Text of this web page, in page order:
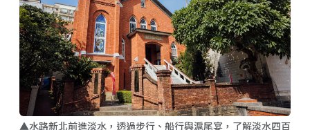
▲水路新北前進淡水，透過步行、船行與滬尾宴，了解淡水四百